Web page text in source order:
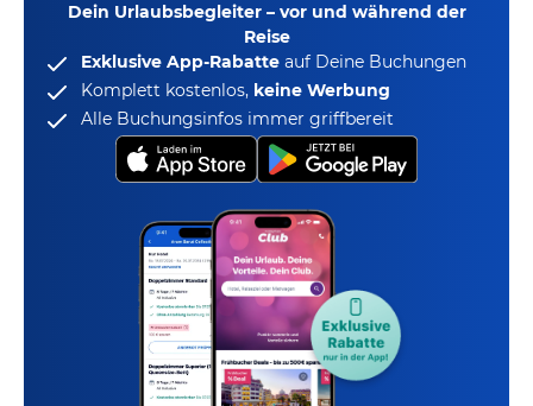
Dein Urlaubsbegleiter – vor und während der
Reise
Exklusive App-Rabatte auf Deine Buchungen
Komplett kostenlos, keine Werbung
Alle Buchungsinfos immer griffbereit